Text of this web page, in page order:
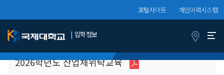
포털사이트 개인이력시스템
입학정보모집요강
2026학년도 산업체위탁교육